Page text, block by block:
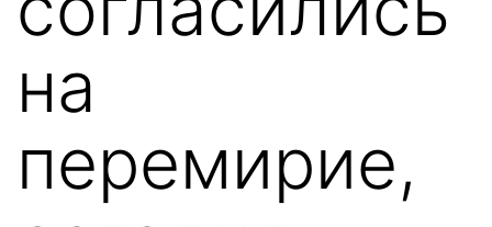
на
перемирие,